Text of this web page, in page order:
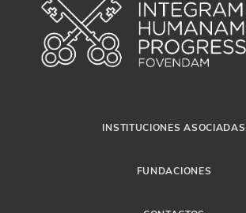
INSTITUCIONES ASOCIADAS
FUNDACIONES